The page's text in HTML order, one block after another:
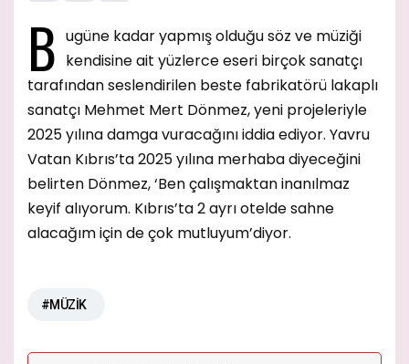
B ugüne kadar yapmış olduğu söz ve müziği
kendisine ait yüzlerce eseri birçok sanatçı
tarafından seslendirilen beste fabrikatörü lakaplı
sanatçı Mehmet Mert Dönmez, yeni projeleriyle
2025 yılına damga vuracağını iddia ediyor. Yavru
Vatan Kıbrıs’ta 2025 yılına merhaba diyeceğini
belirten Dönmez, ‘Ben çalışmaktan inanılmaz
keyif alıyorum. Kıbrıs’ta 2 ayrı otelde sahne
alacağım için de çok mutluyum’diyor.
#MÜZİK